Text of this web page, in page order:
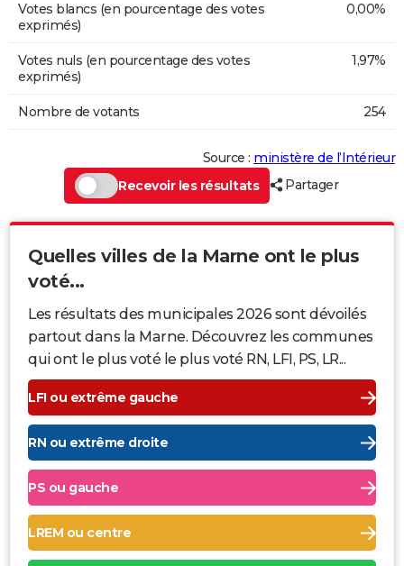
Votes blancs (en pourcentage des votes
exprimés)
0,00%
Votes nuls (en pourcentage des votes
exprimés)
1,97%
Nombre de votants 254
Source : ministère de l’Intérieur
Recevoir les résultats
Partager
Quelles villes de la Marne ont le plus
voté...
Les résultats des municipales 2026 sont dévoilés
partout dans la Marne. Découvrez les communes
qui ont le plus voté le plus voté RN, LFI, PS, LR...
LFI ou extrême gauche
RN ou extrême droite
PS ou gauche
LREM ou centre